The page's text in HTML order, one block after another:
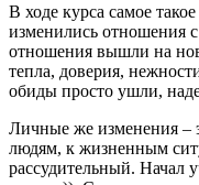
В ходе курса самое
изменились отношения
отношения вышли на
тепла, доверия,
обиды просто ушли,
Личные же изменения –
людям, к жизненным
рассудительный. Начал